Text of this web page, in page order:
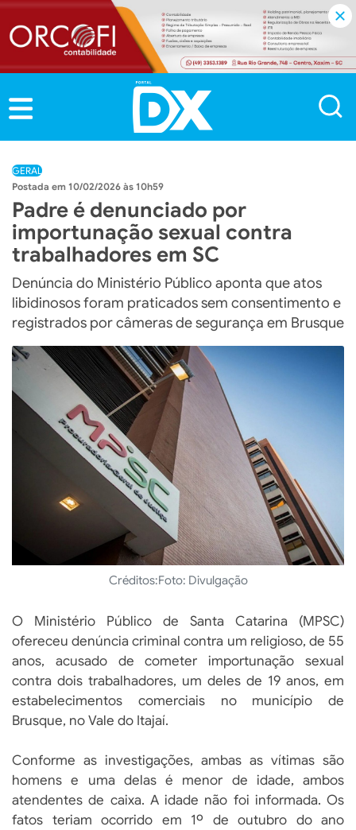
GERAL
10/02/2026 às 10h59
Padre é denunciado por
importunação sexual contra
trabalhadores em SC
Denúncia do Ministério Público aponta que atos
libidinosos foram praticados sem consentimento e
registrados por câmeras de segurança em Brusque
Créditos:Foto: Divulgação
O Ministério Público de Santa Catarina (MPSC)
ofereceu denúncia criminal contra um religioso, de 55
anos, acusado de cometer importunação sexual
contra dois trabalhadores, um deles de 19 anos, em
estabelecimentos comerciais no município de
Brusque, no Vale do Itajaí.
Conforme as investigações, ambas as vítimas são
homens e uma delas é menor de idade, ambos
atendentes de caixa. A idade não foi informada. Os
fatos teriam ocorrido em 1º de outubro do ano